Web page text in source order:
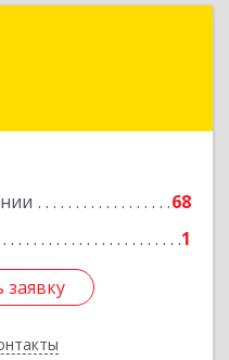
68
1
Шуйский р-н, Шуя г,